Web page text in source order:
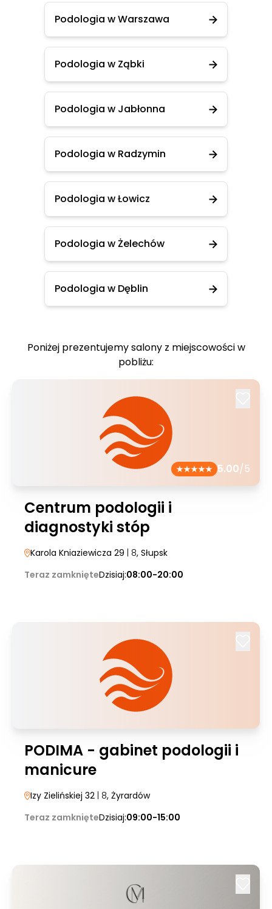
Podologia w Warszawa
Podologia w Ząbki
Podologia w Jabłonna
Podologia w Radzymin
Podologia w Łowicz
Podologia w Żelechów
Podologia w Dęblin
Poniżej prezentujemy salony z miejscowości w
pobliżu:
5.00/5
Centrum podologii i
diagnostyki stóp
Karola Kniaziewicza 29 | 8, Słupsk
Teraz zamknięteDzisiaj:08:00-20:00
PODIMA - gabinet podologii i
manicure
Izy Zielińskiej 32 | 8, Żyrardów
Teraz zamknięteDzisiaj:09:00-15:00